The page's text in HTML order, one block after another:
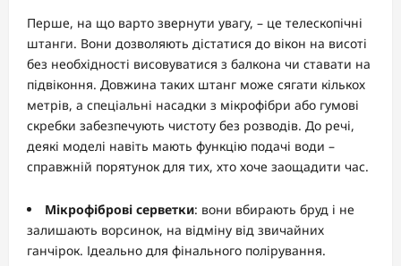
Перше, на що варто звернути увагу, – це телескопічні
штанги. Вони дозволяють дістатися до вікон на висоті
без необхідності висовуватися з балкона чи ставати на
підвіконня. Довжина таких штанг може сягати кількох
метрів, а спеціальні насадки з мікрофібри або гумові
скребки забезпечують чистоту без розводів. До речі,
деякі моделі навіть мають функцію подачі води –
справжній порятунок для тих, хто хоче заощадити час.
Мікрофіброві серветки: вони вбирають бруд і не
залишають ворсинок, на відміну від звичайних
ганчірок. Ідеально для фінального полірування.